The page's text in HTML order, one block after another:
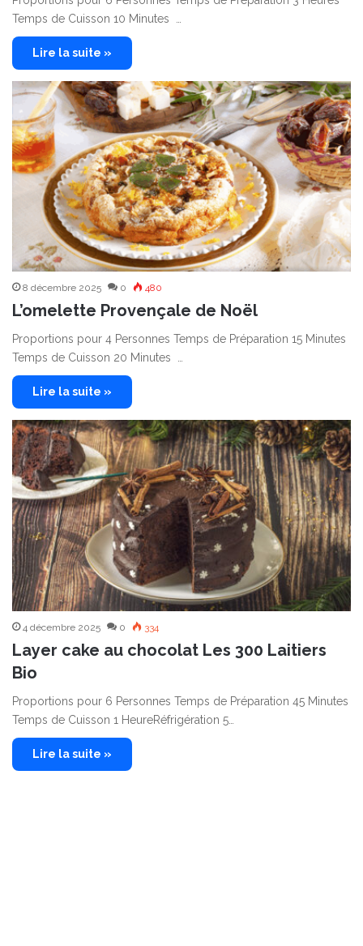
Temps de Cuisson 10 Minutes …
Lire la suite »
8 décembre 2025 0 480
L’omelette Provençale de Noël
Proportions pour 4 Personnes Temps de Préparation 15 Minutes
Temps de Cuisson 20 Minutes …
Lire la suite »
4 décembre 2025 0 334
Layer cake au chocolat Les 300 Laitiers
Bio
Proportions pour 6 Personnes Temps de Préparation 45 Minutes
Temps de Cuisson 1 HeureRéfrigération 5…
Lire la suite »